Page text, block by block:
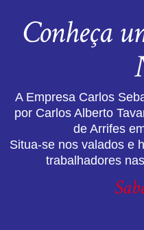
Conheça
A Empresa Carlos
por Carlos Alberto
de Arrifes
Situa-se nos valados e
trabalhadores